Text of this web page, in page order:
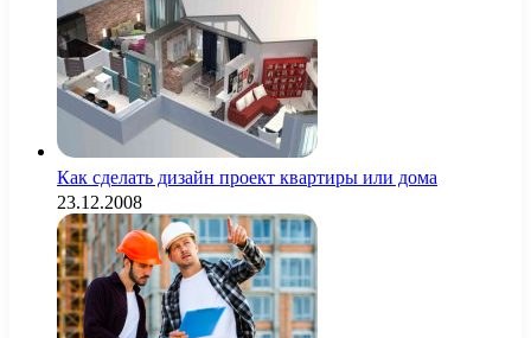
Как сделать дизайн проект квартиры или дома
23.12.2008